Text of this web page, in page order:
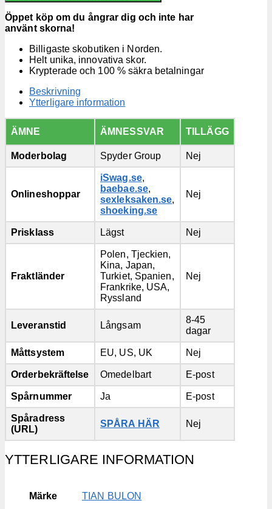
Öppet köp om du ångrar dig och inte har
använt skorna!
Billigaste skobutiken i Norden.
Helt unika, innovativa skor.
Krypterade och 100 % säkra betalningar
Beskrivning
Ytterligare information
ÄMNE ÄMNESSVAR TILLÄGG
Moderbolag Spyder Group Nej
Onlineshoppar
iSwag.se,
baebae.se,
sexleksaken.se,
shoeking.se
Nej
Prisklass Lägst Nej
Fraktländer
Polen, Tjeckien,
Kina, Japan,
Turkiet, Spanien,
Frankrike, USA,
Ryssland
Nej
Leveranstid Långsam
8-45
dagar
Måttsystem EU, US, UK Nej
Orderbekräftelse Omedelbart E-post
Spårnummer Ja E-post
Spåradress
(URL)
SPÅRA HÄR Nej
YTTERLIGARE INFORMATION
Märke TIAN BULON